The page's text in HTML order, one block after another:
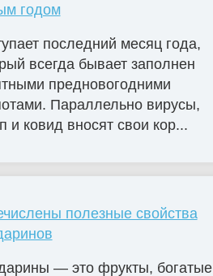
годом
последний месяц года,
всегда бывает заполнен
предновогодними
Параллельно вирусы,
и ковид вносят свои кор...
полезные свойства
— это фрукты, богатые